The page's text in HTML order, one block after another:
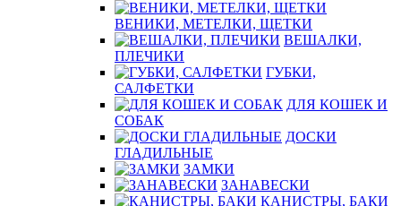
ВЕНИКИ, МЕТЕЛКИ, ЩЕТКИ
ВЕШАЛКИ,
ПЛЕЧИКИ
ГУБКИ,
САЛФЕТКИ
ДЛЯ КОШЕК И
СОБАК
ДОСКИ
ГЛАДИЛЬНЫЕ
ЗАМКИ
ЗАНАВЕСКИ
КАНИСТРЫ, БАКИ